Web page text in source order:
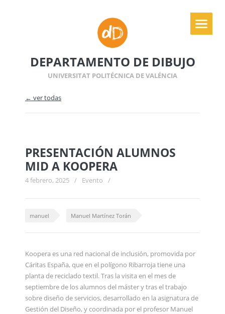
DEPARTAMENTO DE DIBUJO
UNIVERSITAT POLITÉCNICA DE VALÉNCIA
← ver todas
PRESENTACIÓN ALUMNOS
MID A KOOPERA
4 febrero, 2025 / Evento /
manuel Manuel Martínez Torán
Koopera es una red nacional de inclusión, promovida por
Cáritas España, que en el polígono Ribarroja tiene una
planta de reciclado textil. Tras la visita en el mes de
septiembre de los alumnos del máster y tras el trabajo
sobre diseño de servicios, desarrollado en la asignatura de
Gestión del Diseño, y coordinada por el profesor Manuel